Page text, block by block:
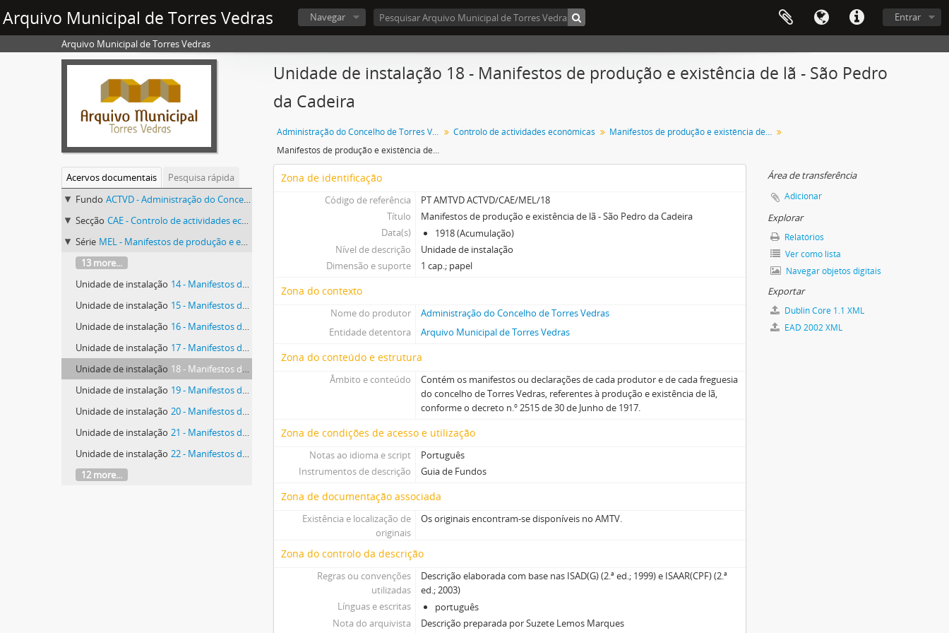
Arquivo Municipal de Torres Vedras Entrar
Navegar
Arquivo Municipal de Torres Vedras
Acervos documentais
Pesquisa rápida
Fundo ACTVD - Administração do Concelho de Torres Vedras
Secção CAE - Controlo de actividades económicas
Série MEL - Manifestos de produção e existência de lã
13 more...
Unidade de instalação 14 - Manifestos de produção e existência de lã - São Pedro da Cadeira
Unidade de instalação 15 - Manifestos de produção e existência de lã - Turcifal
Unidade de instalação 16 - Manifestos de produção e existência de lã - Dois Portos
Unidade de instalação 17 - Manifestos de produção e existência de lã - Freiria
Unidade de instalação 18 - Manifestos de produção e existência de lã - São Pedro da Cadeira
Unidade de instalação 19 - Manifestos de produção e existência de lã - A-dos-Cunhados
Unidade de instalação 20 - Manifestos de produção e existência de lã - Carmões
Unidade de instalação 21 - Manifestos de produção e existência de lã - Carvoeira
Unidade de instalação 22 - Manifestos de produção e existência de lã - Ramalhal
12 more...
Unidade de instalação 18 - Manifestos de produção e existência de lã - São Pedro
da Cadeira
Administração do Concelho de Torres Vedras Controlo de actividades económicas
Manifestos de produção e existência de lã
Manifestos de produção e existência de lã - São Pedro da Cadeira
Zona de identificação
Código de referência
PT AMTVD ACTVD/CAE/MEL/18
Título
Manifestos de produção e existência de lã - São Pedro da Cadeira
Data(s)
1918 (Acumulação)
Nível de descrição
Unidade de instalação
Dimensão e suporte
1 cap.; papel
Zona do contexto
Nome do produtor
Administração do Concelho de Torres Vedras
Entidade detentora
Arquivo Municipal de Torres Vedras
Zona do conteúdo e estrutura
Âmbito e conteúdo
Contém os manifestos ou declarações de cada produtor e de cada freguesia
do concelho de Torres Vedras, referentes à produção e existência de lã,
conforme o decreto n.º 2515 de 30 de Junho de 1917.
Zona de condições de acesso e utilização
Notas ao idioma e script
Português
Instrumentos de descrição
Guia de Fundos
Zona de documentação associada
Existência e localização de
originais
Os originais encontram-se disponíveis no AMTV.
Zona do controlo da descrição
Regras ou convenções
utilizadas
Descrição elaborada com base nas ISAD(G) (2.ª ed.; 1999) e ISAAR(CPF) (2.ª
ed.; 2003)
Línguas e escritas
português
Nota do arquivista
Descrição preparada por Suzete Lemos Marques
Área de transferência
Adicionar
Explorar
Relatórios
Ver como lista
Navegar objetos digitais
Exportar
Dublin Core 1.1 XML
EAD 2002 XML